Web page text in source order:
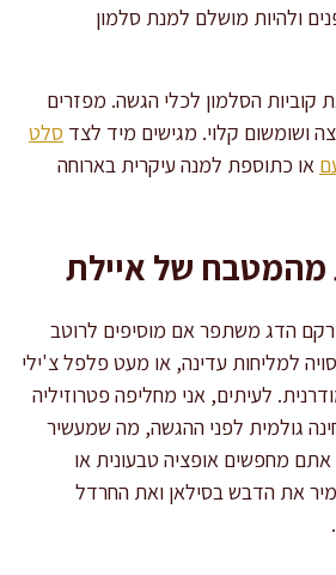
ולהיות מושלם למנת סלמון
קוביות הסלמון לכלי הגשה. מפזרים
ושומשום קלוי. מגישים מיד לצד סלט
או כתוספת למנה עיקרית בארוחה
מהמטבח של איילת
הדג משתפר אם מוסיפים לרוטב
למליחות עדינה, או מעט פלפל צ'ילי
לעיתים, אני מחליפה פטרוזיליה
גולמית לפני ההגשה, מה שמעשיר
מחפשים אופציה טבעונית או
את הדבש בסילאן ואת החרדל